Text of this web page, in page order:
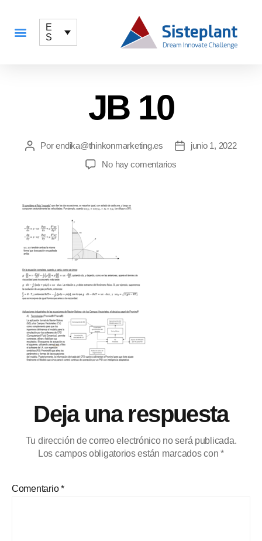
E
S
JB 10
Porendika@thinkonmarketing.es
junio 1, 2022
No hay comentarios
Deja una respuesta
Tu dirección de correo electrónico no será publicada.
Los campos obligatorios están marcados con*
Comentario*